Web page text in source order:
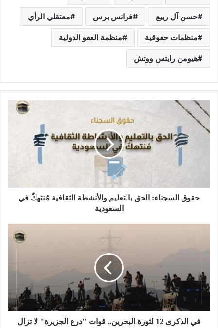
حسن آل ربيع فرانس برس معتقلي الرأي
منظمات حقوقية منظمة العفو الدولية
هيومن رايتس ووتش
حقوق السجناء: الحق بالتعليم والأنشطة الثقافية مُنتهكٌ في
السعودية
في الذكرى 12 لثورة البحرين.. قوات "درع الجزيرة" لا تزال